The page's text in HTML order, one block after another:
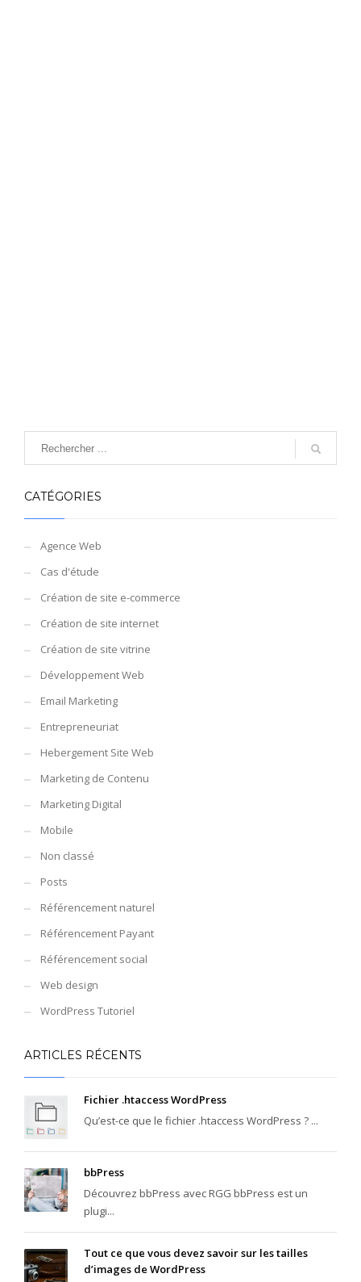
CATÉGORIES
Agence Web
Cas d'étude
Création de site e-commerce
Création de site internet
Création de site vitrine
Développement Web
Email Marketing
Entrepreneuriat
Hebergement Site Web
Marketing de Contenu
Marketing Digital
Mobile
Non classé
Posts
Référencement naturel
Référencement Payant
Référencement social
Web design
WordPress Tutoriel
ARTICLES RÉCENTS
Fichier .htaccess WordPress
Qu’est-ce que le fichier .htaccess WordPress ? ...
bbPress
Découvrez bbPress avec RGG bbPress est un
plugi...
Tout ce que vous devez savoir sur les tailles
d’images de WordPress